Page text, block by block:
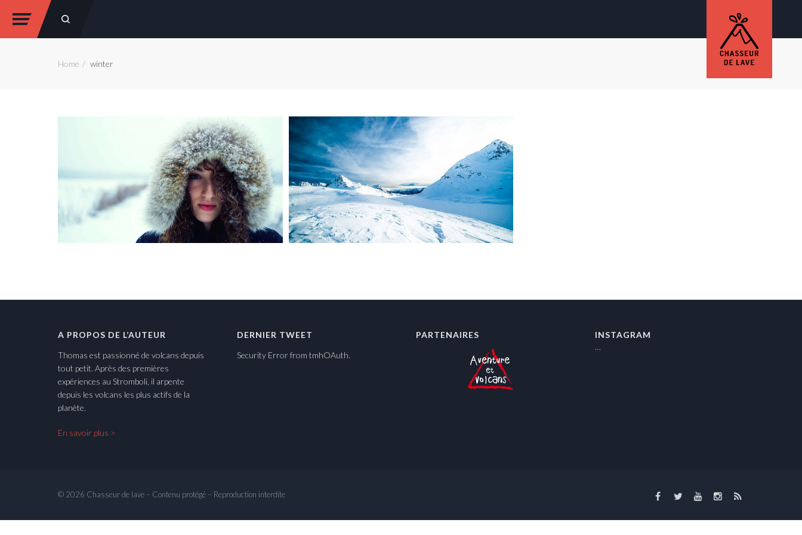
Home winter
A PROPOS DE L’AUTEUR
Thomas est passionné de volcans depuis
tout petit. Après des premières
expériences au Stromboli, il arpente
depuis les volcans les plus actifs de la
planète.
En savoir plus >
DERNIER TWEET
Security Error from tmhOAuth.
PARTENAIRES
INSTAGRAM
…
© 2026 Chasseur de lave – Contenu protégé – Reproduction interdite